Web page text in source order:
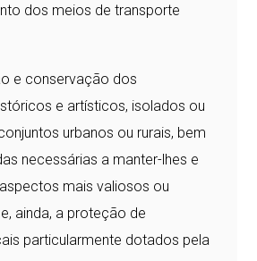
dos meios de transporte
e conservação dos
e artísticos, isolados ou
urbanos ou rurais, bem
necessárias a manter-lhes e
mais valiosos ou
ainda, a proteção de
particularmente dotados pela